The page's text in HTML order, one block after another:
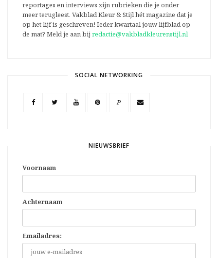
reportages en interviews zijn rubrieken die je onder
meer terugleest. Vakblad Kleur & Stijl hét magazine dat je
op het lijf is geschreven! Ieder kwartaal jouw lijfblad op
de mat? Meld je aan bij redactie@vakbladkleurenstijl.nl
SOCIAL NETWORKING
P
NIEUWSBRIEF
Voornaam
Achternaam
Emailadres: